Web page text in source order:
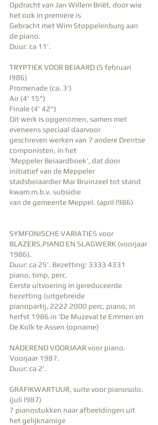
Opdracht van Jan Willem Briët, door wie
het ook in première is
Gebracht met Wim Stoppelenburg aan
de piano.
Duur: ca 11'.
TRYPTIEK VOOR BEIAARD (5 februari
l986)
Promenade (ca. 3')
Air (4' 15")
Finale (4' 42")
Dit werk is opgenomen, samen met
eveneens speciaal daarvoor
geschreven werken van 7 andere Drentse
componisten, in het
'Meppeler Beiaardboek', dat door
initiatief van de Meppeler
stadsbeiaardier Mar Bruinzeel tot stand
kwam m.b.v. subsidie
van de gemeente Meppel. (april l986)
SYMFONISCHE VARIATIES voor
BLAZERS,PIANO EN SLAGWERK (voorjaar
1986).
Duur: ca 25'. Bezetting: 3333 4331
piano, timp, perc.
Eerste uitvoering in gereduceerde
bezetting (uitgebreide
pianopartij, 2222 2000 perc, piano, in
herfst 1986 in 'De Muzeval te Emmen en
De Kolk te Assen (opname)
NADEREND VOORJAAR voor piano.
Voorjaar 1987.
Duur: ca 2'.
GRAFIKWARTUUR, suite voor pianosolo.
(juli l987)
7 pianostukken naar afbeeldingen uit
het gelijknamige